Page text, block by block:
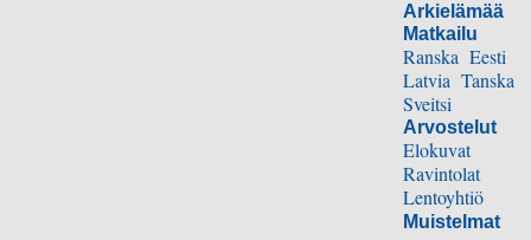
Arkielämää
Matkailu
Ranska Eesti
Latvia Tanska
Sveitsi
Arvostelut
Elokuvat
Ravintolat
Lentoyhtiö
Muistelmat